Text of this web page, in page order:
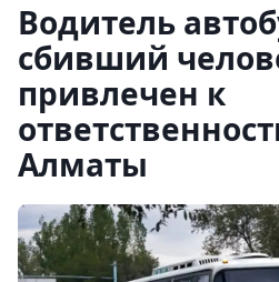
Водитель
сбивший
привлечен к
Алматы